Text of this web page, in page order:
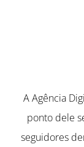
A Agência
ponto dele
seguidores